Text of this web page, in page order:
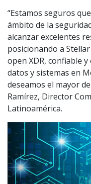
“Estamos seguros
ámbito de la
alcanzar excelentes
posicionando a
open XDR, confiable
datos y sistemas en
deseamos el mayor
Ramírez, Director
Latinoamérica.